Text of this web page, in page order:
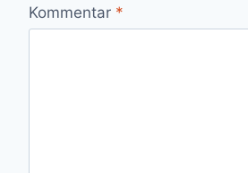
Kommentar *